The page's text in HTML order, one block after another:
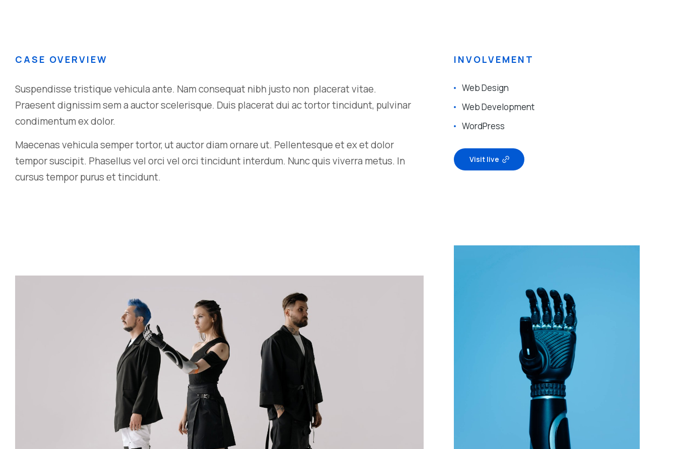
CASE OVERVIEW
Suspendisse tristique vehicula ante. Nam consequat nibh justo non placerat vitae.
Praesent dignissim sem a auctor scelerisque. Duis placerat dui ac tortor tincidunt, pulvinar
condimentum ex dolor.
Maecenas vehicula semper tortor, ut auctor diam ornare ut. Pellentesque et ex et dolor
tempor suscipit. Phasellus vel orci vel orci tincidunt interdum. Nunc quis viverra metus. In
cursus tempor purus et tincidunt.
INVOLVEMENT
Web Design
Web Development
WordPress
Visit live